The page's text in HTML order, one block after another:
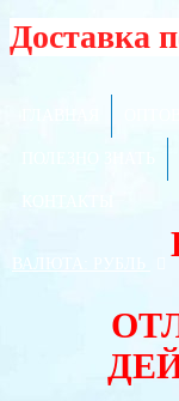
Доставка
ВАЛЮТА: